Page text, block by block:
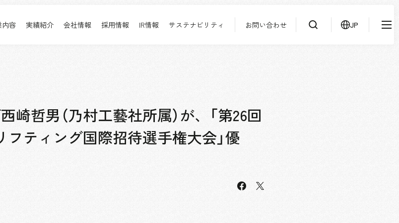
内容 実績紹介 会社情報 採用情報 IR情報 サステナビリティ お問い合わせ JP
ト
テインメント
ション & イベント
プロジェクト紹介
派遣社員について
崎哲男（乃村工藝社所属）が、「第26回
ティング国際招待選手権大会」優
facebook
X